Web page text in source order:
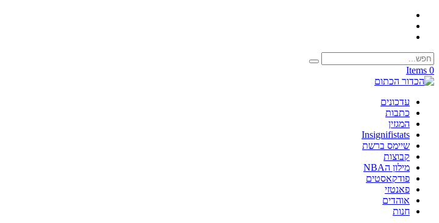
0 Items
עדכונים
כתבות
המגזין
Insignifistats
שיימס ברשת
קבוצות
מילון הNBA
פודקאסטים
פאנטזי
אוהדים
חנות